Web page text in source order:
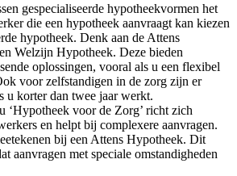
gespecialiseerde hypotheekvormen het
die een hypotheek aanvraagt kan kiezen
hypotheek. Denk aan de Attens
Welzijn Hypotheek. Deze bieden
oplossingen, vooral als u een flexibel
voor zelfstandigen in de zorg zijn er
u korter dan twee jaar werkt.
‘Hypotheek voor de Zorg’ richt zich
en helpt bij complexere aanvragen.
bij een Attens Hypotheek. Dit
aanvragen met speciale omstandigheden